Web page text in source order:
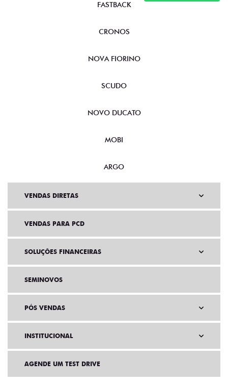
FASTBACK
CRONOS
NOVA FIORINO
SCUDO
NOVO DUCATO
MOBI
ARGO
VENDAS DIRETAS
VENDAS PARA PCD
SOLUÇÕES FINANCEIRAS
SEMINOVOS
PÓS VENDAS
INSTITUCIONAL
AGENDE UM TEST DRIVE